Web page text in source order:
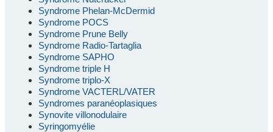
Syndrome Phelan-McDermid
Syndrome POCS
Syndrome Prune Belly
Syndrome Radio-Tartaglia
Syndrome SAPHO
Syndrome triple H
Syndrome triplo-X
Syndrome VACTERL/VATER
Syndromes paranéoplasiques
Synovite villonodulaire
Syringomyélie